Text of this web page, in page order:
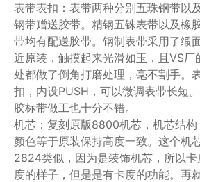
表带表扣：表带两种分别五珠钢带以
钢带赠送胶带。精钢五铢表带以及橡
带均有配送胶带。钢制表带采用了缎
近原装，触摸起来光滑如玉，且VS厂
处都做了倒角打磨处理，毫不割手。
扣，内设PUSH，可以微调表带长短
胶标带做工也十分不错。
机芯：复刻原版8800机芯，机芯结
颜色等于原装保持高度一致。这个机
2824类似，因为是装饰机芯，所以
度的样子，但是是有卡度的功能。再